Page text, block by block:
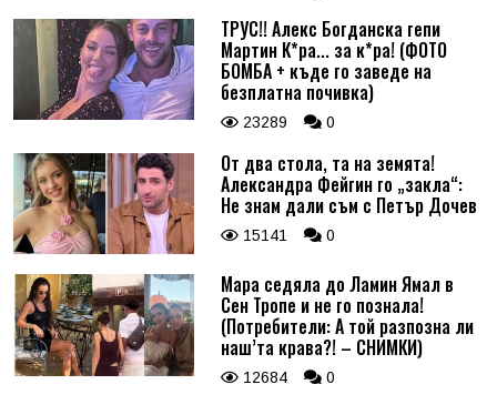
ТРУС!! Алекс Богданска гепи
Мартин К*ра... за к*ра! (ФОТО
БОМБА + къде го заведе на
безплатна почивка)
23289 0
От два стола, та на земята!
Александра Фейгин го „закла“:
Не знам дали съм с Петър Дочев
15141 0
Мара седяла до Ламин Ямал в
Сен Тропе и не го познала!
(Потребители: А той разпозна ли
наш’та крава?! – СНИМКИ)
12684 0